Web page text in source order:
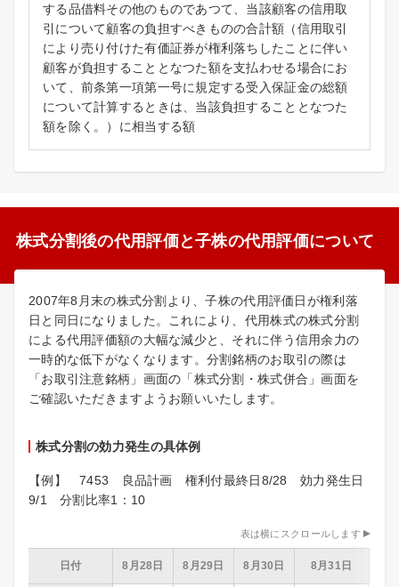
する品借料その他のものであつて、当該顧客の信用取
引について顧客の負担すべきものの合計額（信用取引
により売り付けた有価証券が権利落ちしたことに伴い
顧客が負担することとなつた額を支払わせる場合にお
いて、前条第一項第一号に規定する受入保証金の総額
について計算するときは、当該負担することとなつた
額を除く。）に相当する額
株式分割後の代用評価と子株の代用評価について
2007年8月末の株式分割より、子株の代用評価日が権利落
日と同日になりました。これにより、代用株式の株式分割
による代用評価額の大幅な減少と、それに伴う信用余力の
一時的な低下がなくなります。分割銘柄のお取引の際は
「お取引注意銘柄」画面の「株式分割・株式併合」画面を
ご確認いただきますようお願いいたします。
株式分割の効力発生の具体例
【例】 7453 良品計画 権利付最終日8/28 効力発生日
9/1 分割比率1：10
表は横にスクロールします
日付 8月28日 8月29日 8月30日 8月31日